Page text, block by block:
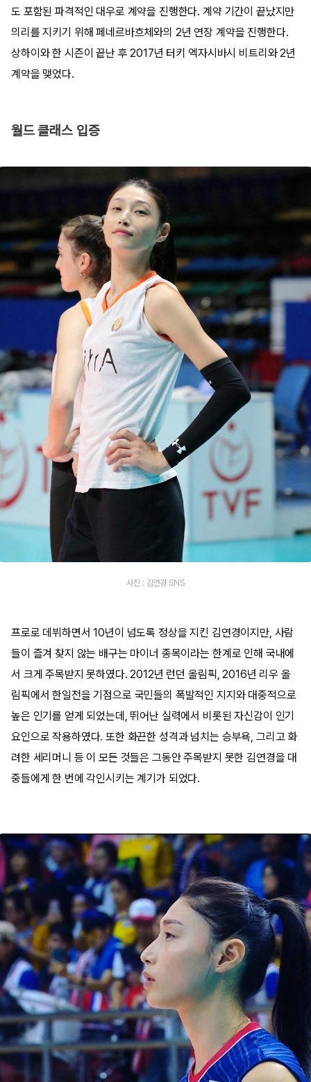
도 포함된 파격적인 대우로 계약을 진행한다. 계약 기간이 끝났지만
의리를 지키기 위해 페네르바흐체와의 2년 연장 계약을 진행한다.
상하이와 한 시즌이 끝난 후 2017년 터키 엑자시바시 비트리와 2년
계약을 맺었다.
월드 클래스 입증
사진 : 김연경 SNS
프로로 데뷔하면서 10년이 넘도록 정상을 지킨 김연경이지만, 사람
들이 즐겨 찾지 않는 배구는 마이너 종목이라는 한계로 인해 국내에
서 크게 주목받지 못하였다. 2012년 런던 올림픽, 2016년 리우 올
림픽에서 한일전을 기점으로 국민들의 폭발적인 지지와 대중적으로
높은 인기를 얻게 되었는데, 뛰어난 실력에서 비롯된 자신감이 인기
요인으로 작용하였다. 또한 화끈한 성격과 넘치는 승부욕, 그리고 화
려한 세리머니 등 이 모든 것들은 그동안 주목받지 못한 김연경을 대
중들에게 한 번에 각인시키는 계기가 되었다.